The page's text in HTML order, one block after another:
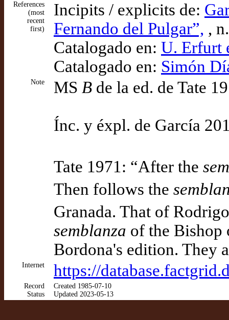
References
(most
recent
first)
Incipits / explicits de:
Fernando del Pulgar”, ,
Catalogado en: U. Erfurt
Catalogado en: Simón
Note MS B de la ed. de Tate
Ínc. y éxpl. de García
Tate 1971: “After the
Then follows the
Granada. That of
semblanza of the Bishop
Bordona's edition. They
Internet https://
Record
Status
Created 1985-07-10
Updated 2023-05-13